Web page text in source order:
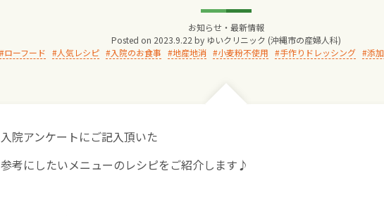
お知らせ・最新情報
Posted on 2023.9.22 by ゆいクリニック (沖縄市の産婦人科)
ローフード 人気レシピ 入院のお食事 地産地消 小麦粉不使用 手作りドレッシング 添
入院アンケートにご記入頂いた
参考にしたいメニューのレシピをご紹介します♪
院長からのごあいさつ
ゆいクリニックの経営理念
診療料金
お産について